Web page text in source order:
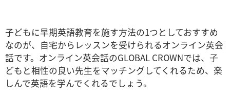
子どもに早期英語教育を施す方法の1つとしておすすめ
なのが、自宅からレッスンを受けられるオンライン英会
話です。オンライン英会話のGLOBAL CROWNでは、子
どもと相性の良い先生をマッチングしてくれるため、楽
しんで英語を学んでくれるでしょう。